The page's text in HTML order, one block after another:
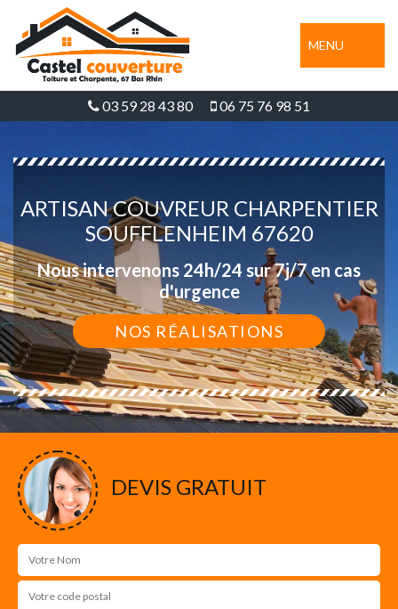
MENU
03 59 28 43 80 06 75 76 98 51
ARTISAN COUVREUR CHARPENTIER
SOUFFLENHEIM 67620
Nous intervenons 24h/24 sur 7j/7 en cas
d'urgence
NOS RÉALISATIONS
DEVIS GRATUIT